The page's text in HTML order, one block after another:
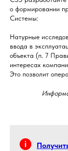
о формировании
Системы:
Натурные
ввода в
объекта (п. 7
интересах
Это позволит